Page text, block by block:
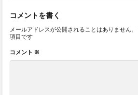
コメントを書く
メールアドレスが公開されることはありません。
項目です
コメント ※